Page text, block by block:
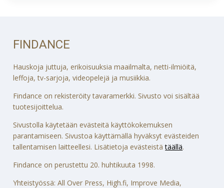
FINDANCE
Hauskoja juttuja, erikoisuuksia maailmalta, netti-ilmiöitä,
leffoja, tv-sarjoja, videopelejä ja musiikkia.
Findance on rekisteröity tavaramerkki. Sivusto voi sisältää
tuotesijoittelua.
Sivustolla käytetään evästeitä käyttökokemuksen
parantamiseen. Sivustoa käyttämällä hyväksyt evästeiden
tallentamisen laitteellesi. Lisätietoja evästeistätäällä.
Findance on perustettu 20. huhtikuuta 1998.
Yhteistyössä: All Over Press, High.fi, Improve Media,